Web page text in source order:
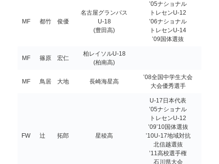
MF 都竹 俊優
名古屋グランパス
U-18
(豊田高)
’05ナショナル
トレセンU-12
’06ナショナル
トレセンU-14
’09国体選抜
MF 篠原 宏仁
柏レイソルU-18
(柏南高)
MF 鳥居 大地 長崎海星高
’08全国中学生大会
大会優秀選手
FW 辻 拓郎 星稜高
U-17日本代表
’05ナショナル
トレセンU-12
’09’10国体選抜
’10U-17地域対抗
北信越選抜
’11高校選手権
石川県大会